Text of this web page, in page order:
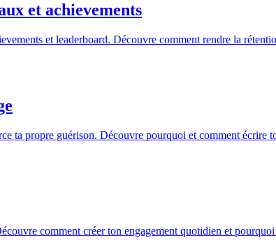
et achievements
et leaderboard. Découvre comment rendre la
ta propre guérison. Découvre pourquoi et comment écrire
comment créer ton engagement quotidien et